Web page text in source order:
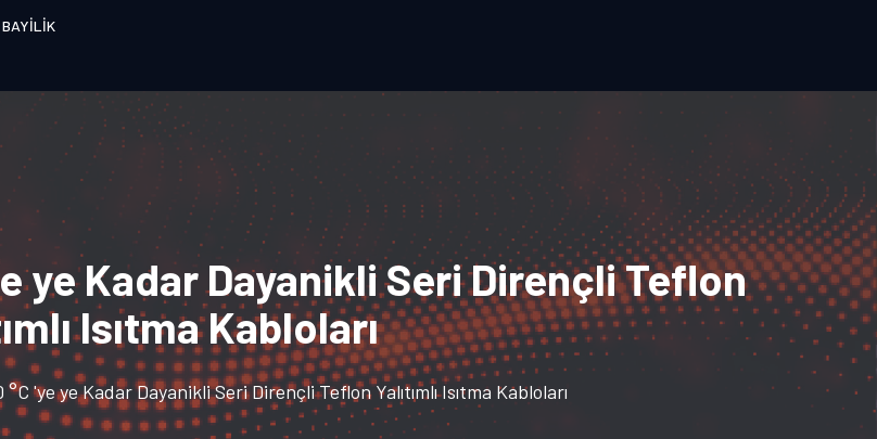
BAYILIK
ye Kadar Dayanikli Seri Dirençli Teflon
Isıtma Kabloları
'ye ye Kadar Dayanikli Seri Dirençli Teflon Yalıtımlı Isıtma Kabloları